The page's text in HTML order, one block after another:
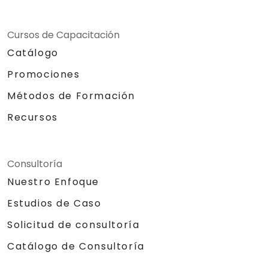
Cursos de Capacitación
Catálogo
Promociones
Métodos de Formación
Recursos
Consultoría
Nuestro Enfoque
Estudios de Caso
Solicitud de consultoría
Catálogo de Consultoría